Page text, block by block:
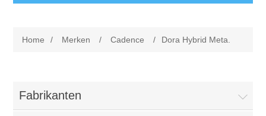
Week 15
Digital Art - Gifts
Home / Merken / Cadence / Dora Hybrid Meta.
Fabrikanten